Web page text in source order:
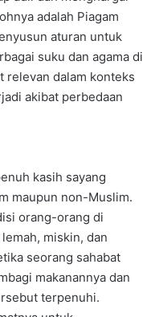
adalah Piagam
suku dan agama di
relevan dalam konteks
akibat perbedaan
maupun non-Muslim.
orang-orang di
miskin, dan
seorang sahabat
terpenuhi.